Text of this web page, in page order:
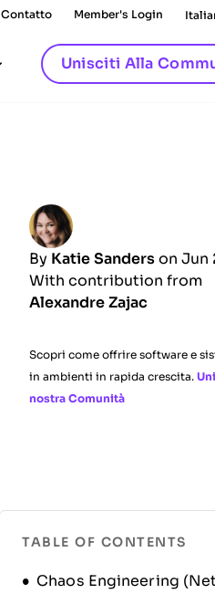
Contatto Member's Login
Unisciti Alla
By Katie Sanders on Jun
With contribution from
Alexandre Zajac
Scopri come offrire software e
in ambienti in rapida crescita.
nostra Comunità
TABLE OF CONTENTS
Chaos Engineering